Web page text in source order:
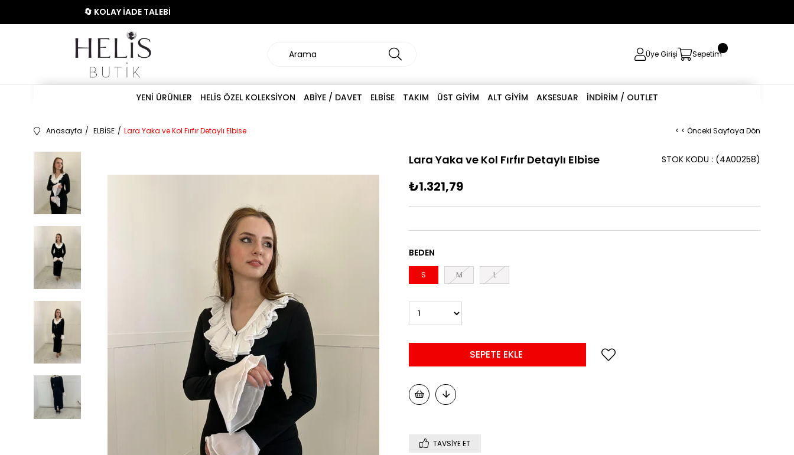
🔄 KOLAY İADE TALEBİ
Üye Girişi Sepetim
YENİ ÜRÜNLER HELİS ÖZEL KOLEKSİYON ABİYE / DAVET ELBİSE TAKIM ÜST GİYİM ALT GİYİM AKSESUAR İNDİRİM / OUTLET
Anasayfa ELBİSE Lara Yaka ve Kol Fırfır Detaylı Elbise < < Önceki Sayfaya Dön
Lara Yaka ve Kol Fırfır Detaylı Elbise (4A00258)
STOK KODU
₺1.321,79
BEDEN
S M L
TAVSIYE ET